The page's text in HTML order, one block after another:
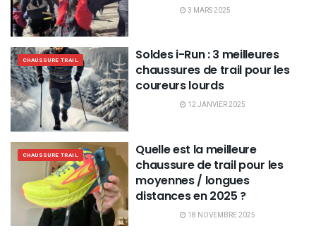
3 MARS 2025
CHAUSSURE TRAIL
Soldes i-Run : 3 meilleures
chaussures de trail pour les
coureurs lourds
12 JANVIER 2025
CHAUSSURE TRAIL
Quelle est la meilleure
chaussure de trail pour les
moyennes / longues
distances en 2025 ?
18 NOVEMBRE 2025